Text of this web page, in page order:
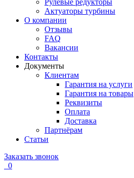
Рулевые редукторы
Актуаторы турбины
О компании
Отзывы
FAQ
Вакансии
Контакты
Документы
Клиентам
Гарантия на услуги
Гарантия на товары
Реквизиты
Оплата
Доставка
Партнёрам
Статьи
Заказать звонок
0